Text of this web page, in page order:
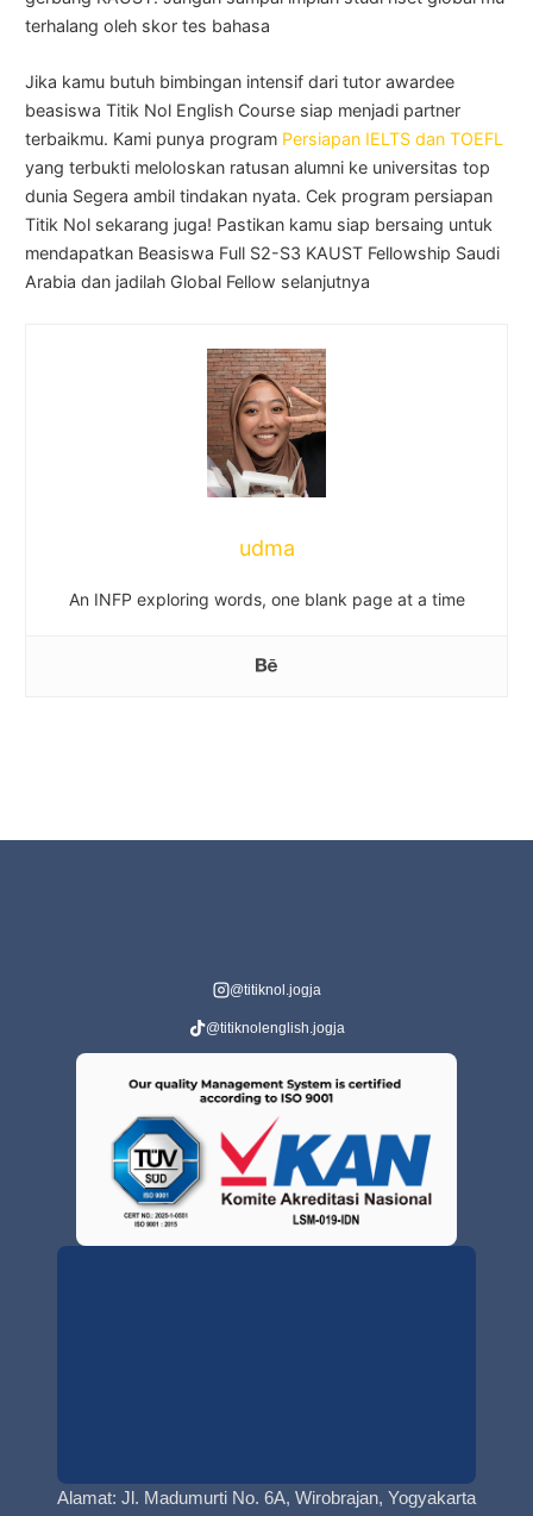
terhalang oleh skor tes bahasa
Jika kamu butuh bimbingan intensif dari tutor awardee
beasiswa Titik Nol English Course siap menjadi partner
terbaikmu. Kami punya program Persiapan IELTS dan TOEFL
yang terbukti meloloskan ratusan alumni ke universitas top
dunia Segera ambil tindakan nyata. Cek program persiapan
Titik Nol sekarang juga! Pastikan kamu siap bersaing untuk
mendapatkan Beasiswa Full S2-S3 KAUST Fellowship Saudi
Arabia dan jadilah Global Fellow selanjutnya
udma
An INFP exploring words, one blank page at a time
@titiknol.jogja
@titiknolenglish.jogja
Alamat: Jl. Madumurti No. 6A, Wirobrajan, Yogyakarta